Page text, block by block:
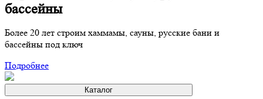
бассейны
Более 20 лет строим хаммамы, сауны, русские бани и
бассейны под ключ
Подробнее
Каталог